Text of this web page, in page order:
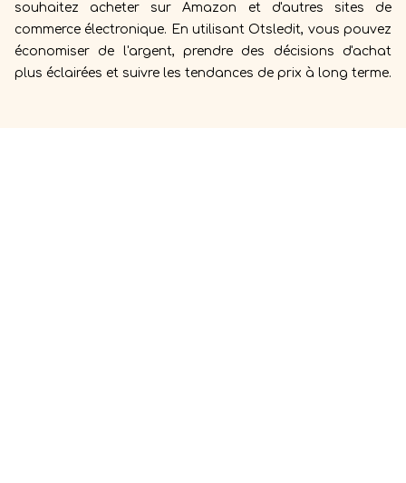
souhaitez acheter sur Amazon et d'autres sites de
commerce électronique. En utilisant Otsledit, vous pouvez
économiser de l'argent, prendre des décisions d'achat
plus éclairées et suivre les tendances de prix à long terme.